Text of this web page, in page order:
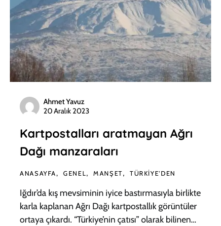
Ahmet Yavuz
20 Aralık 2023
Kartpostalları aratmayan Ağrı
Dağı manzaraları
ANASAYFA GENEL MANŞET TÜRKIYE'DEN
Iğdır’da kış mevsiminin iyice bastırmasıyla birlikte
karla kaplanan Ağrı Dağı kartpostallık görüntüler
ortaya çıkardı. “Türkiye’nin çatısı” olarak bilinen…